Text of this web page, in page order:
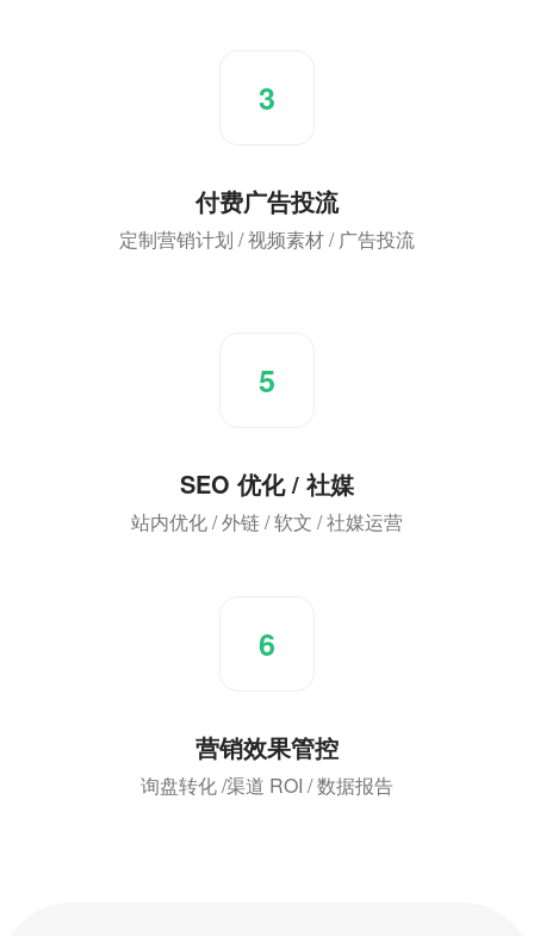
3
付费广告投流
定制营销计划 / 视频素材 / 广告投流
5
SEO 优化 / 社媒
站内优化 / 外链 / 软文 / 社媒运营
6
营销效果管控
询盘转化 /渠道 ROI / 数据报告